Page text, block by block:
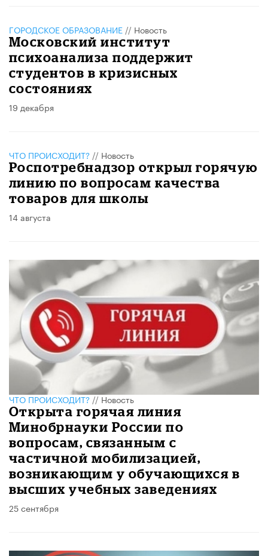
ГОРОДСКОЕ ОБРАЗОВАНИЕ // Новость
Московский институт
психоанализа поддержит
студентов в кризисных
состояниях
19 декабря
ЧТО ПРОИСХОДИТ? // Новость
Роспотребнадзор открыл горячую
линию по вопросам качества
товаров для школы
14 августа
ЧТО ПРОИСХОДИТ?//Новость
Открыта горячая линия
Минобрнауки России по
вопросам, связанным с
частичной мобилизацией,
возникающим у обучающихся в
высших учебных заведениях
25 сентября